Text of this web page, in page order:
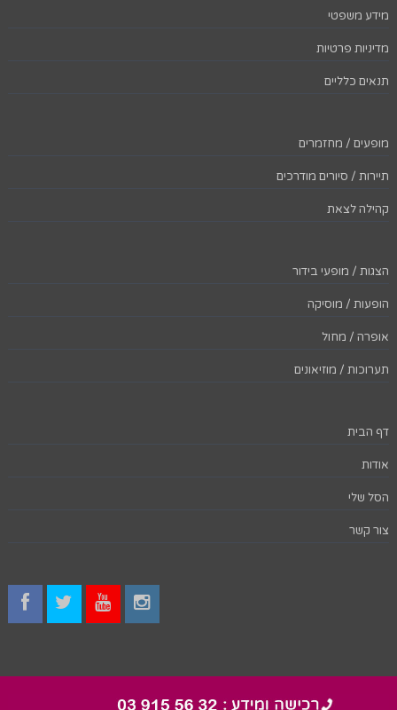
מידע משפטי
מדיניות פרטיות
תנאים כלליים
מופעים / מחזמרים
תיירות / סיורים מודרכים
קהילה לצאת
הצגות / מופעי בידור
הופעות / מוסיקה
אופרה / מחול
תערוכות / מוזיאונים
דף הבית
אודות
הסל שלי
צור קשר